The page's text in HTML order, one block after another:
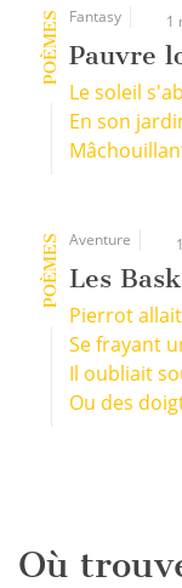
POÈMES Fantasy 1
Pauvre
Le soleil
En son
POÈMES Aventure
Les
Pierrot
Se frayant
Il oubliait
Ou des
Où